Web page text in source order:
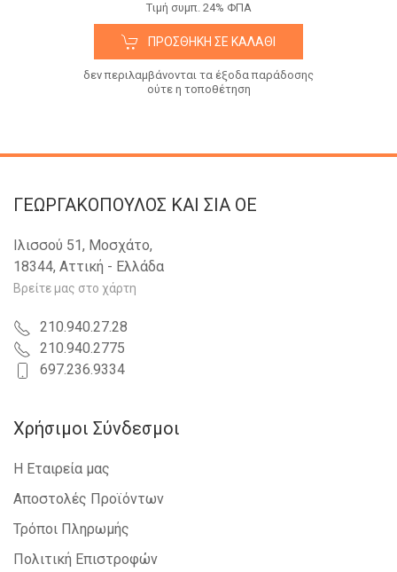
Tιμή συμπ. 24% ΦΠΑ
ΠΡΟΣΘΉΚΗ ΣΕ ΚΑΛΆΘΙ
δεν περιλαμβάνονται τα έξοδα παράδοσης
ούτε η τοποθέτηση
ΓΕΩΡΓΑΚΟΠΟΥΛΟΣ KAI ΣΙΑ OE
Ιλισσού 51, Μοσχάτο,
18344, Αττική - Ελλάδα
Βρείτε μας στο χάρτη
210.940.27.28
210.940.2775
697.236.9334
Χρήσιμοι Σύνδεσμοι
Η Εταιρεία μας
Αποστολές Προϊόντων
Τρόποι Πληρωμής
Πολιτική Επιστροφών